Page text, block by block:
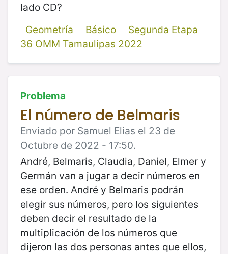
lado CD?
Geometría
Básico
Segunda Etapa
36 OMM Tamaulipas 2022
Problema
El número de Belmaris
Enviado por Samuel Elias el 23 de
Octubre de 2022 - 17:50.
André, Belmaris, Claudia, Daniel, Elmer y
Germán van a jugar a decir números en
ese orden. André y Belmaris podrán
elegir sus números, pero los siguientes
deben decir el resultado de la
multiplicación de los números que
dijeron las dos personas antes que ellos,